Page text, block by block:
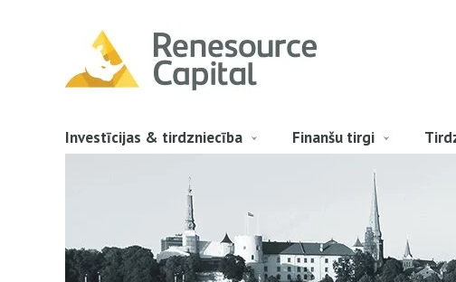
Investīcijas & tirdzniecība Finanšu tirgi